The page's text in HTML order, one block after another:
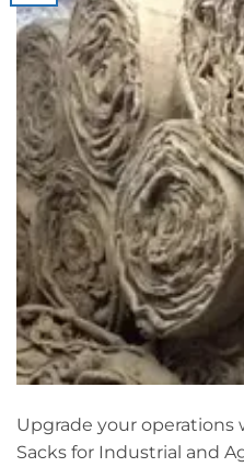
Upgrade your operations
Sacks for Industrial and